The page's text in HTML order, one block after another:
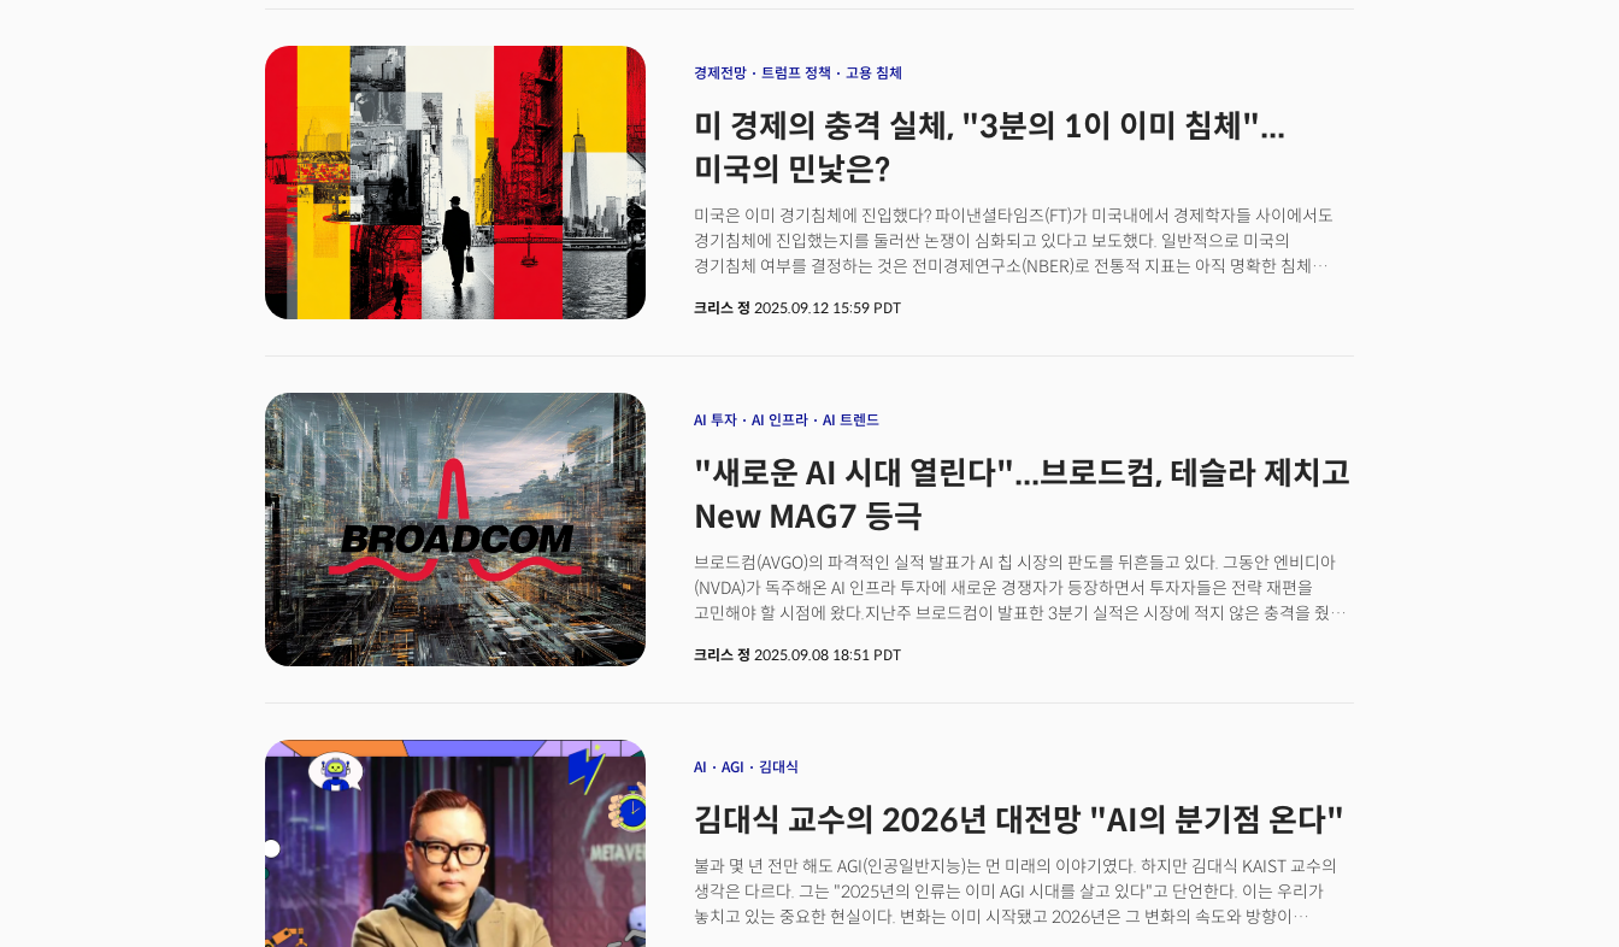
기술이다.이들 네 분야는 다시 조선업, 원자력 에너지, 나노소재, 보안 통신 등 27개 세부 섹터로
점은 JP모건이 이미 내부적으로 향후 10년간 이들 산업에 약 1조 달러를 지원할 계획이 있었다는
사실이다. 이번 발표로 그 규모를 50% 확대한 것이다.JP모건은 이 이니셔티브를 위해 외부
자문위원회를 구성할 계획이다. 공공 및 민간 부문 리더들로 구성될 이 위원회는 투자 방향과
부문 공동 CEO가 맡는다. 두 사람 모두 다이먼의 후계자로 거론되는 인물들이다.
경제전망 트럼프 정책 고용 침체
미 경제의 충격 실체, "3분의 1이 이미 침체"...
미국의 민낯은?
미국은 이미 경기침체에 진입했다? 파이낸셜타임즈(FT)가 미국내에서 경제학자들 사이에서도
경기침체에 진입했는지를 둘러싼 논쟁이 심화되고 있다고 보도했다. 일반적으로 미국의
경기침체 여부를 결정하는 것은 전미경제연구소(NBER)로 전통적 지표는 아직 명확한 침체
확률을 제시한다는 분석이다. 무엇보다 미국 경제의 복잡성과 규모로 인해 침체라는 이분법적
수개월 이상 지속되는 경제활동의 상당한 감소"로 정의한다.올해 2분기 미국 GDP는 1분기 위축
확인하기 위해 활용하는 6개 핵심 지표 역시 5월 기준 대부분 전월 대비 위축세를 보였거나
위축에 근접했지만 아직 침체 선언 기준을 명확히 넘지는 않았다.그러나 캘리포니아대학
산타크루즈 캠퍼스의 파스칼 미샤야 경제학 교수는 NBER 접근법의 두 가지 핵심 결함을
가중치가 지나치게 낮다는 점이다. 둘째는 데이터 검증과 수정 과정을 거치면서 침체 선언이 실제
시작 시점보다 6개월에서 심하면 1년씩이나 늦어진다는 점이다.
크리스 정 2025.09.12 15:59 PDT
AI 투자 AI 인프라 AI 트렌드
"새로운 AI 시대 열린다"...브로드컴, 테슬라 제치고
New MAG7 등극
브로드컴(AVGO)의 파격적인 실적 발표가 AI 칩 시장의 판도를 뒤흔들고 있다. 그동안 엔비디아
(NVDA)가 독주해온 AI 인프라 투자에 새로운 경쟁자가 등장하면서 투자자들은 전략 재편을
고민해야 할 시점에 왔다.지난주 브로드컴이 발표한 3분기 실적은 시장에 적지 않은 충격을 줬다.
52억 달러를 기록하며 전년 대비 무려 63%나 뛰었다는 점이다.여기서 핵심은 단일
"2026년 이후에도 AI 매출이 상당히 개선될 것"이라며 장기 성장에 대한 자신감을 드러냈다.
대비 66% 성장을 예고했다. 이에 브로드컴 주가는 실적 발표 직후 프리마켓에서 13% 급등하며
52주 최고가를 경신했다.
크리스 정 2025.09.08 18:51 PDT
AI AGI 김대식
김대식 교수의 2026년 대전망 "AI의 분기점 온다"
불과 몇 년 전만 해도 AGI(인공일반지능)는 먼 미래의 이야기였다. 하지만 김대식 KAIST 교수의
생각은 다르다. 그는 "2025년의 인류는 이미 AGI 시대를 살고 있다"고 단언한다. 이는 우리가
놓치고 있는 중요한 현실이다. 변화는 이미 시작됐고 2026년은 그 변화의 속도와 방향이